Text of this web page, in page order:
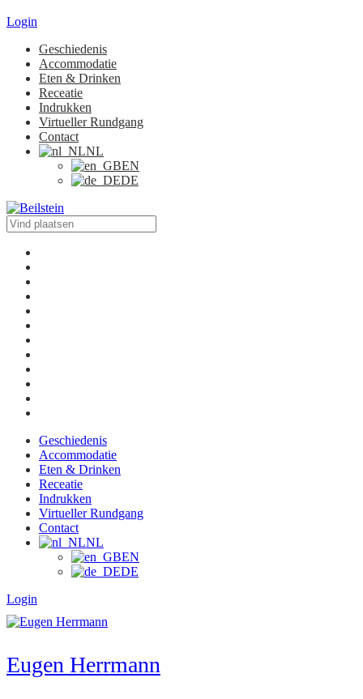
Login
Geschiedenis
Accommodatie
Eten & Drinken
Receatie
Indrukken
Virtueller Rundgang
Contact
NL
EN
DE
Geschiedenis
Accommodatie
Eten & Drinken
Receatie
Indrukken
Virtueller Rundgang
Contact
NL
EN
DE
Login
Eugen Herrmann